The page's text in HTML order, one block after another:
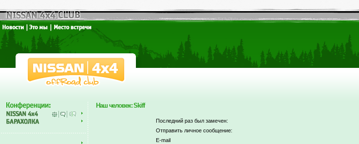
Наш человек: Skiff
Последний раз был замечен:
Отправить личное сообщение:
E-mail